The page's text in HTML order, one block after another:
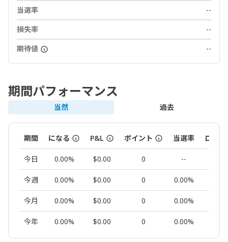
当選率
--
損失率
--
期待値
--
期間パフォーマンス
当然 過去
期間 になる P&L ポイント 当選率 ロット
今日 0.00% $0.00 0 --
今週 0.00% $0.00 0 0.00%
今月 0.00% $0.00 0 0.00%
今年 0.00% $0.00 0 0.00%